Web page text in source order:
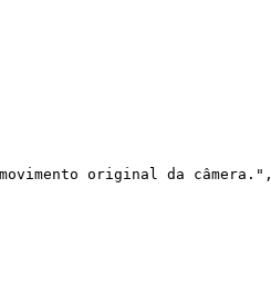
original da câmera.",